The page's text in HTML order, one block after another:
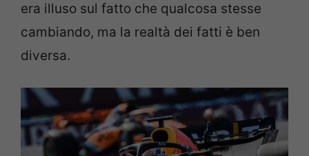
era illuso sul fatto che qualcosa stesse
cambiando, ma la realtà dei fatti è ben
diversa.